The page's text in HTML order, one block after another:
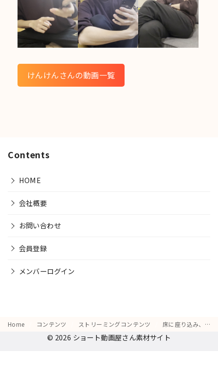
けんけんさんの動画一覧
Contents
HOME
会社概要
お問い合わせ
会員登録
メンバーログイン
Home コンテンツ ストリーミングコンテンツ 床に座り込み、スマホを手に「やっと終わった…」とホッとする表情
© 2026 ショート動画屋さん素材サイト